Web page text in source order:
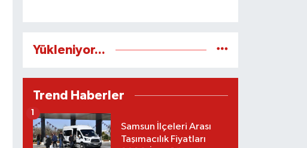
Yükleniyor...
Trend Haberler
Samsun İlçeleri Arası
Taşımacılık Fiyatları
1